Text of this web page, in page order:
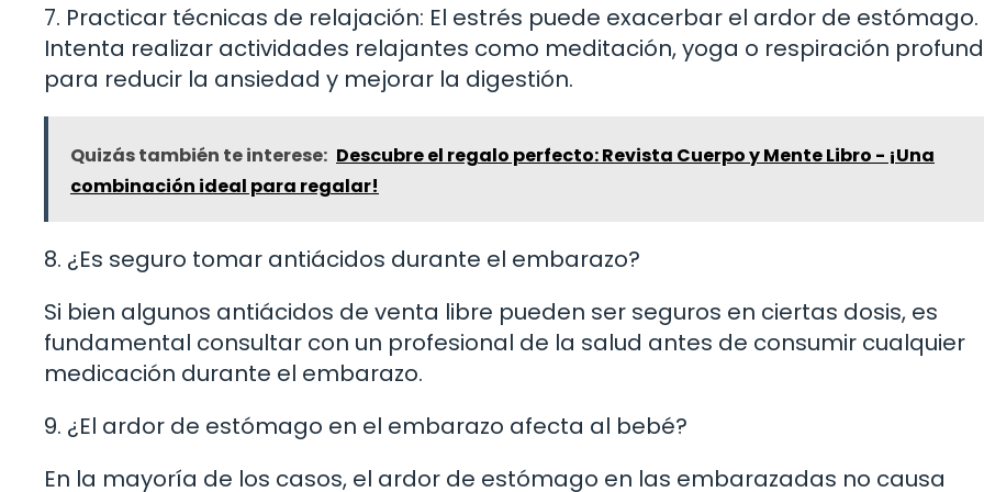
7. Practicar técnicas de relajación: El estrés puede exacerbar el ardor de estómago.
Intenta realizar actividades relajantes como meditación, yoga o respiración
para reducir la ansiedad y mejorar la digestión.
Quizás también te interese: Descubre el regalo perfecto: Revista Cuerpo y Mente Libro - ¡Una
combinación ideal para regalar!
8. ¿Es seguro tomar antiácidos durante el embarazo?
Si bien algunos antiácidos de venta libre pueden ser seguros en ciertas dosis, es
fundamental consultar con un profesional de la salud antes de consumir cualquier
medicación durante el embarazo.
9. ¿El ardor de estómago en el embarazo afecta al bebé?
En la mayoría de los casos, el ardor de estómago en las embarazadas no causa